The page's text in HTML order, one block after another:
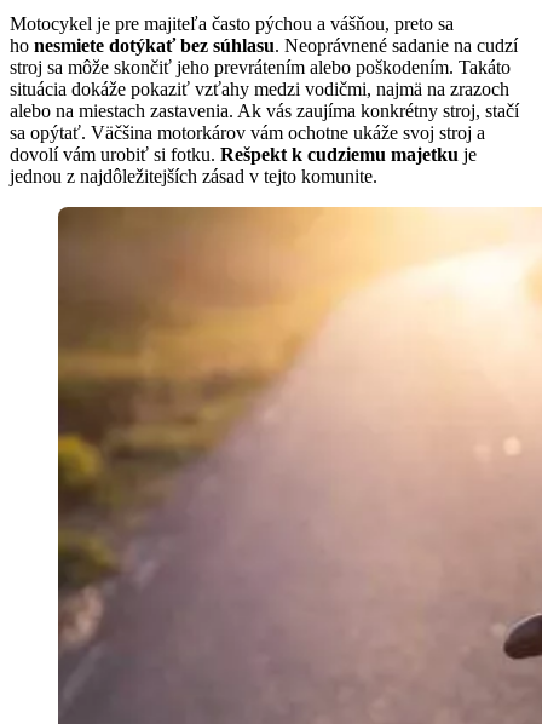
Motocykel je pre majiteľa často pýchou a vášňou, preto sa
ho nesmiete dotýkať bez súhlasu. Neoprávnené sadanie na cudzí
stroj sa môže skončiť jeho prevrátením alebo poškodením. Takáto
situácia dokáže pokaziť vzťahy medzi vodičmi, najmä na zrazoch
alebo na miestach zastavenia. Ak vás zaujíma konkrétny stroj, stačí
sa opýtať. Väčšina motorkárov vám ochotne ukáže svoj stroj a
dovolí vám urobiť si fotku. Rešpekt k cudziemu majetku je
jednou z najdôležitejších zásad v tejto komunite.